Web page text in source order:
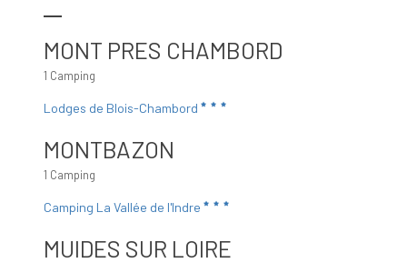
MONT PRES CHAMBORD
1 Camping
Lodges de Blois-Chambord
MONTBAZON
1 Camping
Camping La Vallée de l'Indre
MUIDES SUR LOIRE